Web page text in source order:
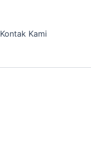
Kontak Kami